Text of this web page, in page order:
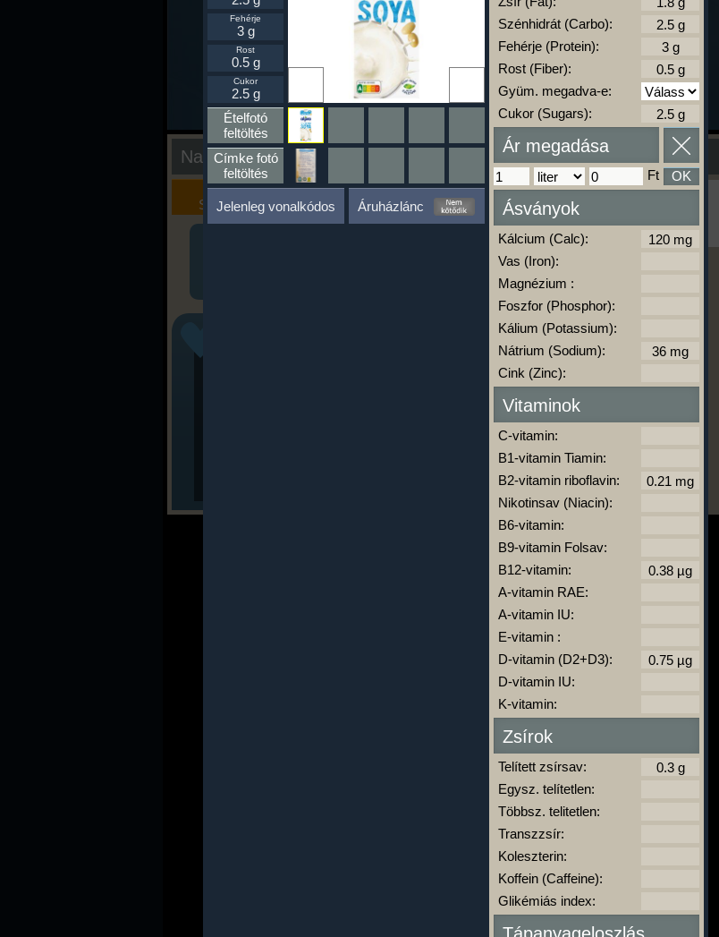
Nap kiértékelése
Kalória
Szimulátor
Szöveges
Értékelés
Ha ma már nem eszel/sportolsz többet,
kattints a kiértékelésre!
A Kalória Szimulátor Prémium funkció.
kalóriabázis.hu
-
Fehérje
3 g
Rost
0.5 g
Cukor
2.5 g
Ételfotó
feltöltés
Címke fotó
feltöltés
Jelenleg vonalkódos Áruházlánc
Szénhidrát (Carbo):
Fehérje (Protein):
Rost (Fiber):
Gyüm. megadva-e:
Cukor (Sugars):
Ár megadása
Ft OK
Ásványok
Kálcium (Calc):
Vas (Iron):
Magnézium :
Foszfor (Phosphor):
Kálium (Potassium):
Nátrium (Sodium):
Cink (Zinc):
Vitaminok
C-vitamin:
B1-vitamin Tiamin:
B2-vitamin riboflavin:
Nikotinsav (Niacin):
B6-vitamin:
B9-vitamin Folsav:
B12-vitamin:
A-vitamin RAE:
A-vitamin IU:
E-vitamin :
D-vitamin (D2+D3):
D-vitamin IU:
K-vitamin:
Zsírok
Telített zsírsav:
Egysz. telítetlen:
Többsz. telitetlen:
Transzzsír:
Koleszterin:
Koffein (Caffeine):
Glikémiás index: